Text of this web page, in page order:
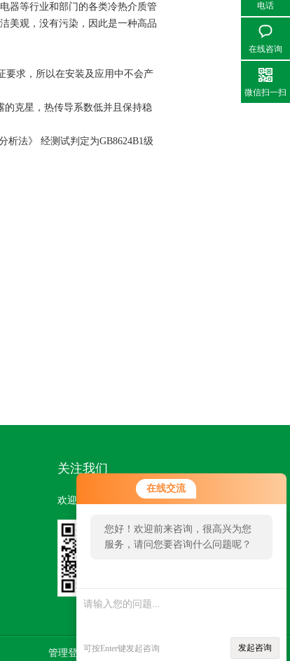
在线交流
您好！欢迎前来咨询，很高兴为您
服务，请问您要咨询什么问题呢？
可按Enter键发起咨询 发起咨询
器等行业和部门的各类冷热介质管
美观，没有污染，因此是一种高品
要求，所以在安装及应用中不会产
克星，热传导系数低并且保持稳
析法》 经测试判定为GB8624B1级
关注我们
欢迎您关注我们的微信公众号了解更多信息：
管理登陆技术支持：智慧城市网 SITEMAP.XML
电话
在线咨询
微信扫一扫